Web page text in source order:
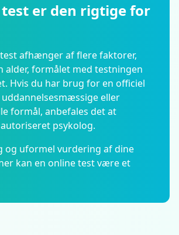
er den rigtige for
afhænger af flere faktorer,
alder, formålet med testningen
Hvis du har brug for en officiel
eller
formål, anbefales det at
psykolog.
og uformel vurdering af dine
kan en online test være et